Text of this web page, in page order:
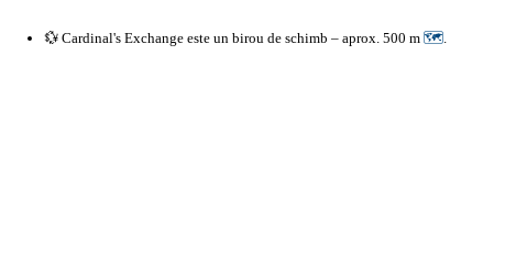
💱 Cardinal's Exchange este un birou de schimb – aprox. 500 m 🗺